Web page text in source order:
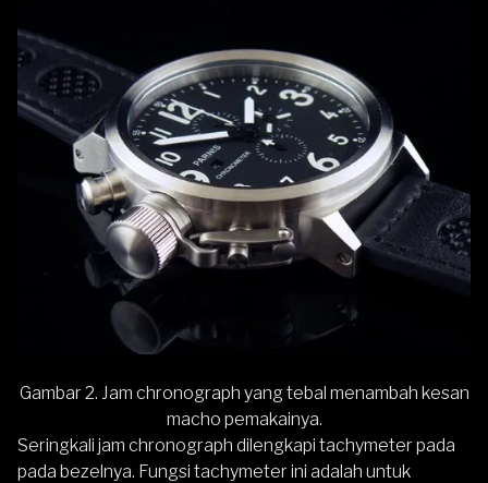
Gambar 2. Jam chronograph yang tebal menambah kesan
macho pemakainya.
Seringkali jam chronograph dilengkapi tachymeter pada
pada bezelnya. Fungsi tachymeter ini adalah untuk